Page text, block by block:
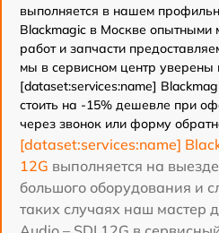
выполняется в нашем
Blackmagic в Москве опытными
работ и запчасти
мы в сервисном центр уверены
[dataset:services:name]
стоить на -15% дешевле при
через звонок или форму
[dataset:services:name]
12G выполняется на
большого оборудования и
таких случаях наш мастер